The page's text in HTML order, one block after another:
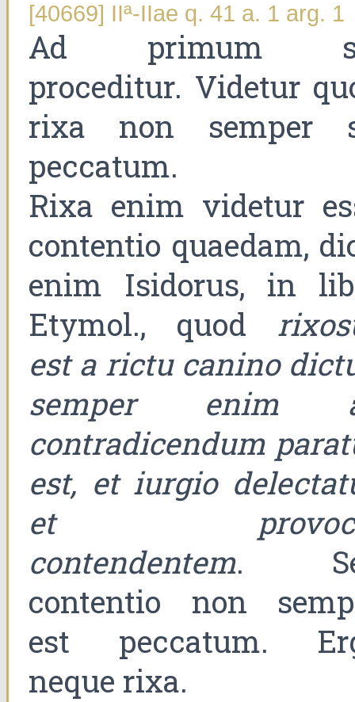
[40669] IIª-IIae q. 41 a. 1 arg. 1
Ad primum
proceditur. Videtur
rixa non semper
peccatum.
Rixa enim videtur
contentio quaedam,
enim Isidorus, in
Etymol., quod
est a rictu canino
semper enim
contradicendum
est, et iurgio
et
contendentem.
contentio non
est peccatum.
neque rixa.